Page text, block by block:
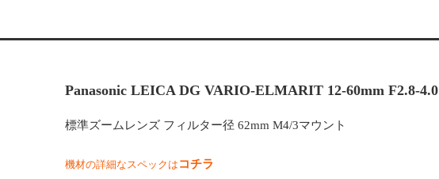
Panasonic LEICA DG VARIO-ELMARIT 12-60mm F2.8-4.0
標準ズームレンズ フィルター径 62mm M4/3マウント
機材の詳細なスペックは コチラ